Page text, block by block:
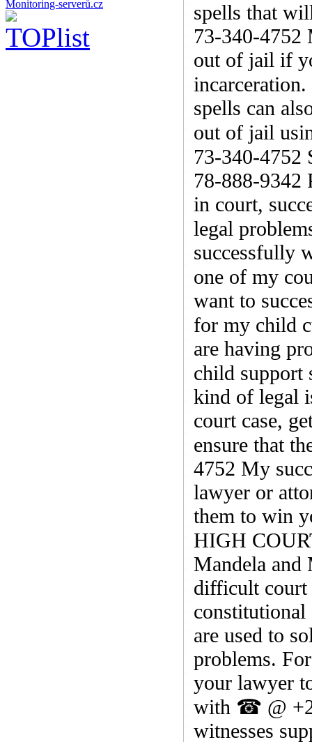
spells that
73-340-4752
out of jail if
spells can
out of jail
73-340-
78-888-9342
in court,
legal
successfully
one of my
want to
for my child
are having
child
kind of legal
court case,
ensure that
4752 My
lawyer or
them to win
HIGH
Mandela and
difficult court
constitutional
are used to
problems.
your lawyer
with ☎ @
witnesses